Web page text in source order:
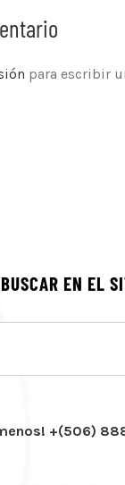
para escribir
BUSCAR EN EL
+(506)